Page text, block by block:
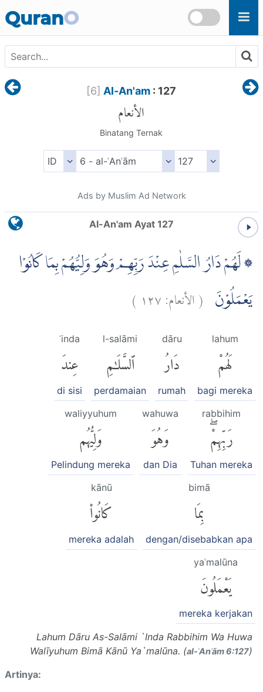
QuranO
[6] Al-An'am : 127
الأنعام
Binatang Ternak
Ads by Muslim Ad Network
Al-An'am Ayat 127
۞ لَهُمْ دَارُ السَّلٰمِ عِنْدَ رَبِّهِمْ وَهُوَ وَلِيُّهُمْ بِمَا كَانُوْا
يَعْمَلُوْنَ (الأنعام:١٢٧ )
lahum
لَهُمْ
bagi mereka
dāru
دَارُ
rumah
l-salāmi
ٱلسَّلَٰمِ
perdamaian
ʿinda
عِندَ
di sisi
rabbihim
رَبِّهِمْۖ
Tuhan mereka
wahuwa
وَهُوَ
dan Dia
waliyyuhum
وَلِيُّهُم
Pelindung mereka
bimā
بِمَا
dengan/disebabkan apa
kānū
كَانُوا۟
mereka adalah
yaʿmalūna
يَعْمَلُونَ
mereka kerjakan
Lahum Dāru As-Salāmi `Inda Rabbihim Wa Huwa
Walīyuhum Bimā Kānū Ya`malūna. (al-ʾAnʿām 6:127)
Artinya: